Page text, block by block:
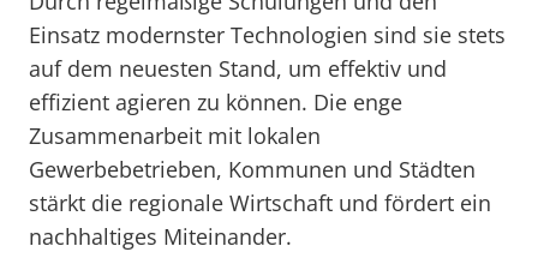
Einsatz modernster Technologien sind sie stets
auf dem neuesten Stand, um effektiv und
effizient agieren zu können. Die enge
Zusammenarbeit mit lokalen
Gewerbebetrieben, Kommunen und Städten
stärkt die regionale Wirtschaft und fördert ein
nachhaltiges Miteinander.